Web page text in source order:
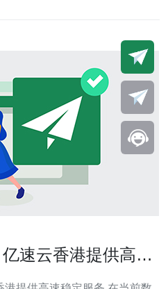
速云香港提供高速